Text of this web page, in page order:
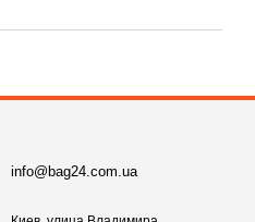
info@bag24.com.ua